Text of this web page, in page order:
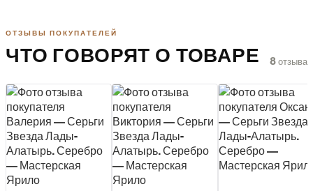
ОТЗЫВЫ ПОКУПАТЕЛЕЙ
ЧТО ГОВОРЯТ О ТОВАРЕ 8 отзыва